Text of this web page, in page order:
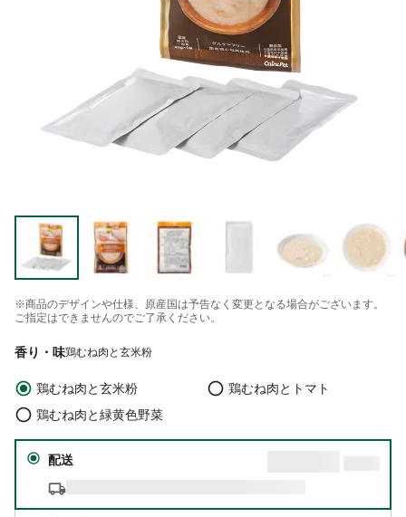
※商品のデザインや仕様、原産国は予告なく変更となる場合がございます。
ご指定はできませんのでご了承ください。
香り・味鶏むね肉と玄米粉
鶏むね肉と玄米粉
鶏むね肉とトマト
鶏むね肉と緑黄色野菜
配送